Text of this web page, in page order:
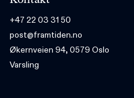
+47 22 03 31 50
post@framtiden.no
Økernveien 94, 0579 Oslo
Varsling